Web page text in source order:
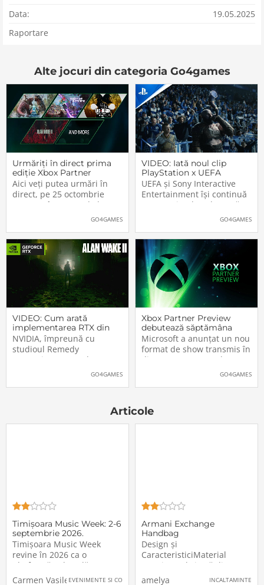
Data:
19.05.2025
Raportare
Alte jocuri din categoria Go4games
Urmăriți în direct prima
ediție Xbox Partner
Preview
Aici veți putea urmări în
direct, pe 25 octombrie
2023, cu începere de la
20:00 (ora României), prima
Partner Preview, folosit de
Microsoft pentru
promovarea jocurilor de
Xbox, PC și […]The post
Urmăriți în
GO4GAMES
VIDEO: Iată noul clip
PlayStation x UEFA
Champions League. Nu
lipsesc vedetele din
jocurile Sony
UEFA și Sony Interactive
Entertainment își continuă
parteneriatul ce durează
deja de peste un sfert de
dintre principalii sponsorii
ai celei mai prestigioase
competiții fotbalistice la
nivel de echipe de club:
GO4GAMES
VIDEO: Cum arată
implementarea RTX din
Alan Wake II
NVIDIA, împreună cu
studioul Remedy
Entertainment, au lansat
un nou clip video dedicat
secvențele de mai jos,
GO4GAMES
Xbox Partner Preview
debutează săptămâna
aceasta. Când și unde va
putea fi vizionat
Microsoft a anunțat un nou
format de show transmis în
direct pe Internet: Xbox
Partner Preview, primul
cu 20:00 (ora României).
Show-ul va putea […]The
GO4GAMES
Articole
Timișoara Music Week: 2-6
septembrie 2026.
Săptămâna în care vestul
României își spune
Timișoara Music Week
revine în 2026 ca o
platformă culturală
dedicată muzicii și
Carmen VasilescuEVENIMENTE SI CONCERTE
Armani Exchange
Handbag
9429443F75831240
Design și
CaracteristiciMaterial
Exterior: Fabricată din
material plastic de înaltă
amelya INCALTAMINTE